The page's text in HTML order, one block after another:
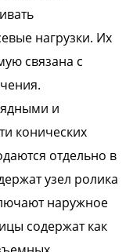
нагрузки. Их
связана с
и
конических
отдельно в
узел ролика
наружное
содержат как